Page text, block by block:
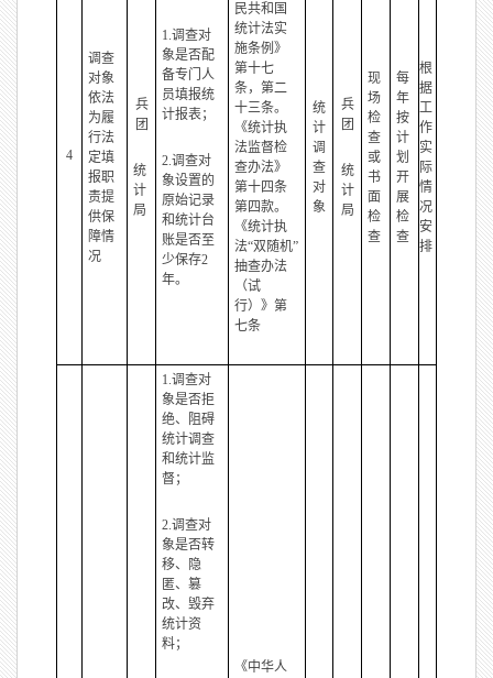
4
调查
对象
依法
为履
行法
定填
报职
责提
供保
障情
况
兵
团
统
计
局
1.调查对
象是否配
备专门人
员填报统
计报表；
2.调查对
象设置的
原始记录
和统计台
账是否至
少保存2
年。
民共和国
统计法实
施条例》
第十七
条，第二
十三条。
《统计执
法监督检
查办法》
第十四条
第四款。
《统计执
法“双随机”
抽查办法
（试
行）》第
七条
统
计
调
查
对
象
兵
团
统
计
局
现
场
检
查
或
书
面
检
查
每
年
按
计
划
开
展
检
查
根
据
工
作
实
际
情
况
安
排
1.调查对
象是否拒
绝、阻碍
统计调查
和统计监
督；
2.调查对
象是否转
移、隐
匿、篡
改、毁弃
统计资
料；
《中华人